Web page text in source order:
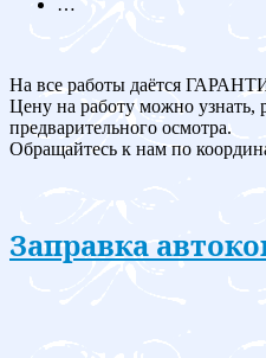
…
На все работы даётся
Цену на работу можно узнать,
предварительного осмотра.
Обращайтесь к нам по
Заправка